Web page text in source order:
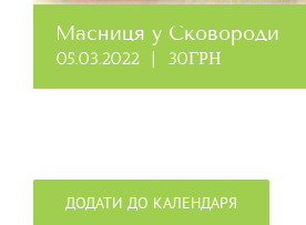
Масниця у Сковороди
05.03.2022 30ГРН
ДОДАТИ ДО КАЛЕНДАРЯ